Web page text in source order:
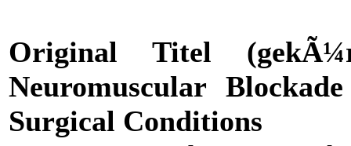
Original Titel
Neuromuscular
Surgical Conditions